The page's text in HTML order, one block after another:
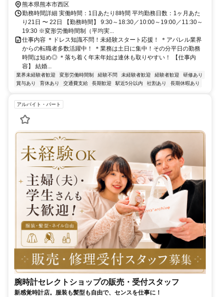
熊本県熊本市西区
勤務時間詳細 実働時間：1日あたり8時間 平均勤務日数：1ヶ月あた
り21日 〜 22日 【勤務時間】 9:30～18:30／10:00～19:00／11:30～
19:30 ※変形労働時間制（平均実...
仕事内容 ＊ドレス知識不問！未経験スタート応援！ ＊アパレル業界
からの転職者多数活躍中！ ＊業務は土日に集中！その分平日の勤務
時間は短め◎ ＊落ち着く年末年始は連休も取りやすい！ 【仕事内
容】 結婚...
業界未経験者歓迎 変形労働時間制 経験不問 未経験者歓迎 経験者歓迎
研修あり
賞与あり
育休あり 交通費支給 長期歓迎 駅近5分以内 社割あり 長期休暇あり
アルバイト・パート
腕時計セレクトショップの販売・受付スタッフ
新感覚時計店。服装も髪型も自由で、センスを仕事に！